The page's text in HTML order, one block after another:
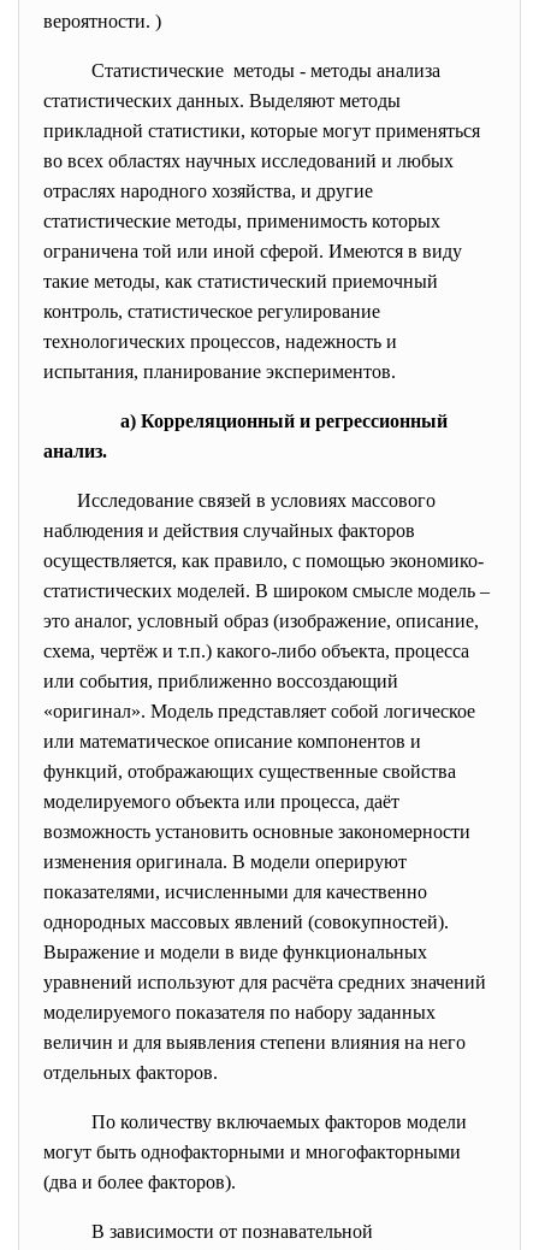
вероятности. )
Статистические методы - методы анализа
статистических данных. Выделяют методы
прикладной статистики, которые могут применяться
во всех областях научных исследований и любых
отраслях народного хозяйства, и другие
статистические методы, применимость которых
ограничена той или иной сферой. Имеются в виду
такие методы, как статистический приемочный
контроль, статистическое регулирование
технологических процессов, надежность и
испытания, планирование экспериментов.
а) Корреляционный и регрессионный
анализ.
Исследование связей в условиях массового
наблюдения и действия случайных факторов
осуществляется, как правило, с помощью экономико-
статистических моделей. В широком смысле модель –
это аналог, условный образ (изображение, описание,
схема, чертёж и т.п.) какого-либо объекта, процесса
или события, приближенно воссоздающий
«оригинал». Модель представляет собой логическое
или математическое описание компонентов и
функций, отображающих существенные свойства
моделируемого объекта или процесса, даёт
возможность установить основные закономерности
изменения оригинала. В модели оперируют
показателями, исчисленными для качественно
однородных массовых явлений (совокупностей).
Выражение и модели в виде функциональных
уравнений используют для расчёта средних значений
моделируемого показателя по набору заданных
величин и для выявления степени влияния на него
отдельных факторов.
По количеству включаемых факторов модели
могут быть однофакторными и многофакторными
(два и более факторов).
В зависимости от познавательной